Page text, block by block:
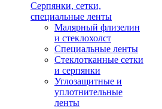
Серпянки, сетки,
специальные ленты
Малярный флизелин
и стеклохолст
Специальные ленты
Стеклотканные сетки
и серпянки
Углозащитные и
уплотнительные
ленты